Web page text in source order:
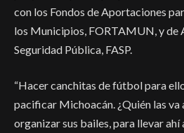
con los Fondos de Aportaciones
los Municipios, FORTAMUN, y de
Seguridad Pública, FASP.
“Hacer canchitas de fútbol para
pacificar Michoacán. ¿Quién las va
organizar sus bailes, para llevar ahí